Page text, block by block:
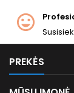
PREKĖS